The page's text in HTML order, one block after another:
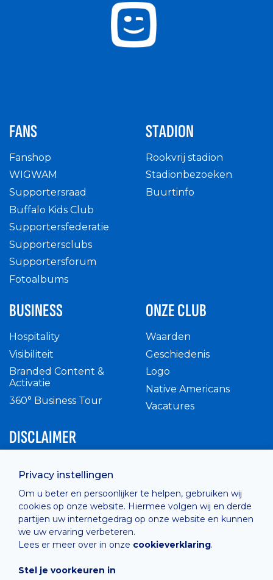
Privacy instellingen
Om u beter en persoonlijker te helpen, gebruiken wij
cookies op onze website. Hiermee volgen wij en derde
partijen uw internetgedrag op onze website en kunnen
we uw ervaring verbeteren.
Lees er meer over in onze cookieverklaring.
Stel je voorkeuren in
FANS
Fanshop
WIGWAM
Supportersraad
Buffalo Kids Club
Supportersfederatie
Supportersclubs
Supportersforum
Fotoalbums
STADION
Rookvrij stadion
Stadionbezoeken
Buurtinfo
BUSINESS
Hospitality
Visibiliteit
Branded Content &
Activatie
360° Business Tour
ONZE CLUB
Waarden
Geschiedenis
Logo
Native Americans
Vacatures
DISCLAIMER
Privacy Policy
Cashless
verkoopsvoorwaarden
Cookie Policy